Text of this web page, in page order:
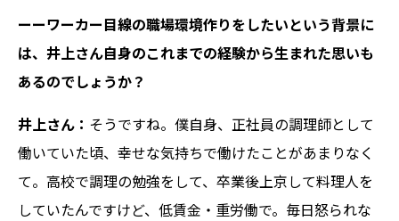
ーーワーカー目線の職場環境作りをしたいという背景に
は、井上さん自身のこれまでの経験から生まれた思いも
あるのでしょうか？
井上さん： そうですね。僕自身、正社員の調理師として
働いていた頃、幸せな気持ちで働けたことがあまりなく
て。高校で調理の勉強をして、卒業後上京して料理人を
していたんですけど、低賃金・重労働で。毎日怒られな